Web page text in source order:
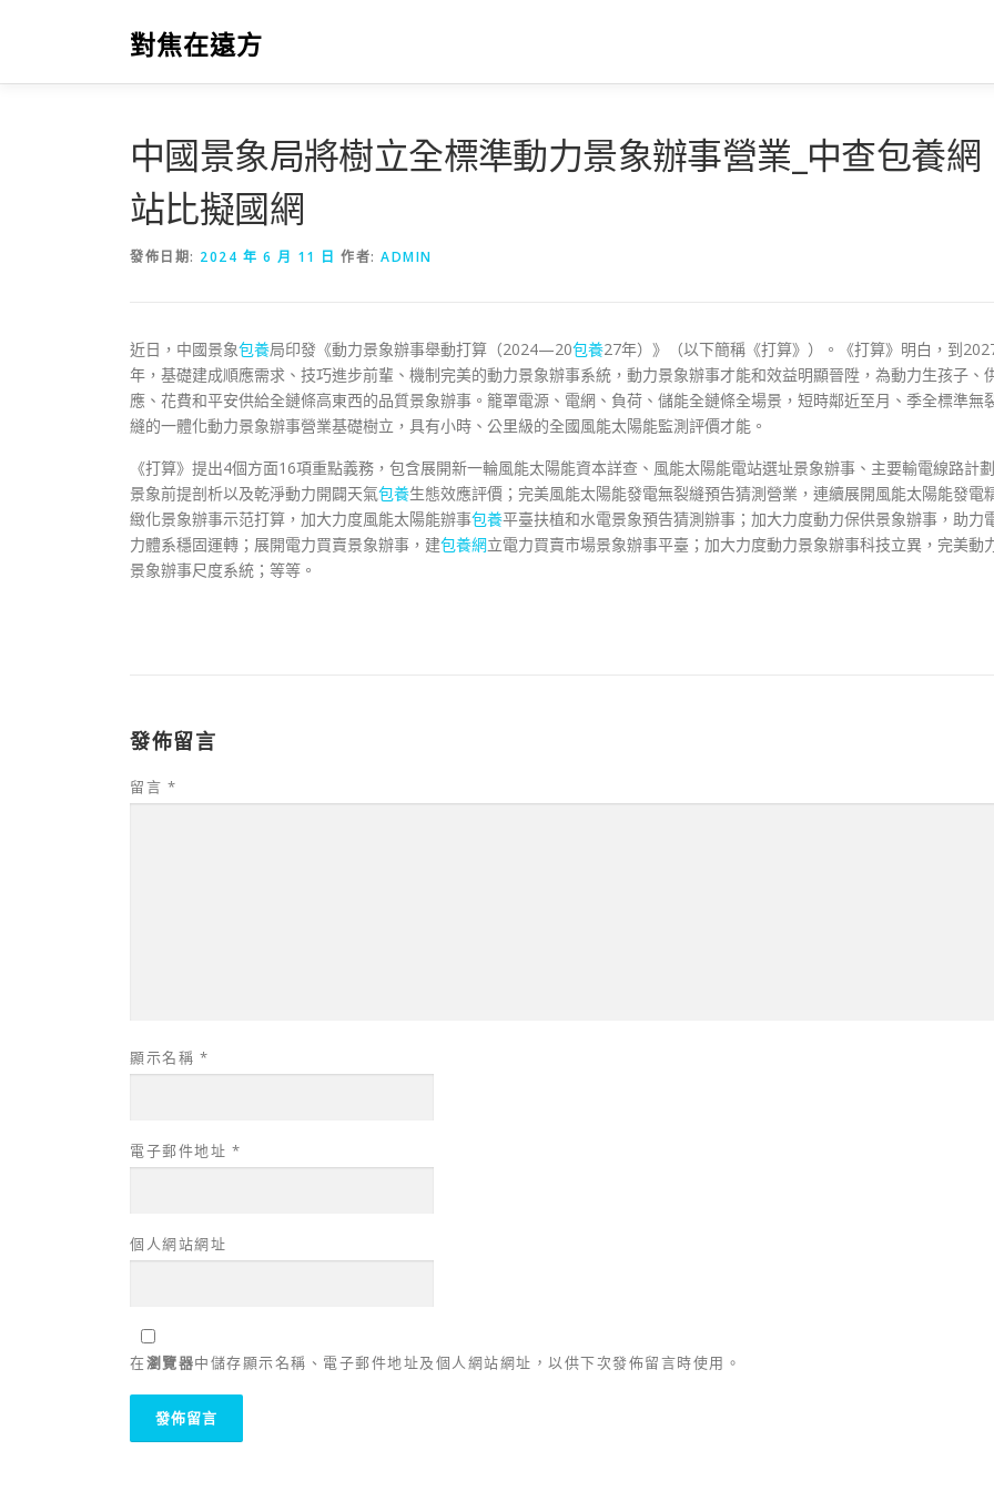
要
對焦在遠方
中國景象局將樹立全標準動力景象辦事營業_中查包養網
站比擬國網
發佈日期: 2024 年 6 月 11 日 作者: ADMIN
近日，中國景象包養局印發《動力景象辦事舉動打算（2024—20包養27年）》（以下簡稱《打算》）。《打算》明白，到
年，基礎建成順應需求、技巧進步前輩、機制完美的動力景象辦事系統，動力景象辦事才能和效益明顯晉陞，為動力生孩子、
應、花費和平安供給全鏈條高東西的品質景象辦事。籠罩電源、電網、負荷、儲能全鏈條全場景，短時鄰近至月、季全標準無
縫的一體化動力景象辦事營業基礎樹立，具有小時、公里級的全國風能太陽能監測評價才能。
《打算》提出4個方面16項重點義務，包含展開新一輪風能太陽能資本詳查、風能太陽能電站選址景象辦事、主要輸電線路計劃
景象前提剖析以及乾淨動力開闢天氣包養生態效應評價；完美風能太陽能發電無裂縫預告猜測營業，連續展開風能太陽能發電
緻化景象辦事示范打算，加大力度風能太陽能辦事包養平臺扶植和水電景象預告猜測辦事；加大力度動力保供景象辦事，助力
力體系穩固運轉；展開電力買賣景象辦事，建包養網立電力買賣市場景象辦事平臺；加大力度動力景象辦事科技立異，完美動
景象辦事尺度系統；等等。
發佈留言
留言 *
顯示名稱 *
電子郵件地址 *
個人網站網址
在瀏覽器中儲存顯示名稱、電子郵件地址及個人網站網址，以供下次發佈留言時使用。